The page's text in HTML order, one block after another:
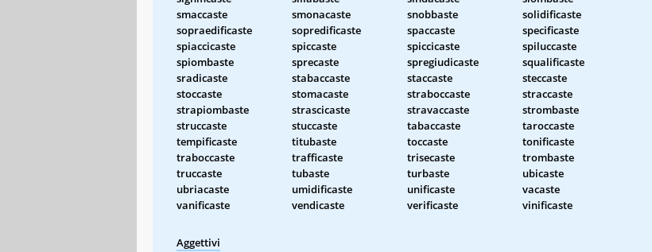
smaccaste
smonacaste snobbaste
solidificaste
sopraedificaste
sopredificaste spaccaste
specificaste
spiaccicaste
spiccaste spiccicaste
spiluccaste
spiombaste
sprecaste spregiudicaste
squalificaste
sradicaste
stabaccaste staccaste
steccaste
stoccaste
stomacaste straboccaste
straccaste
strapiombaste
strascicaste stravaccaste
strombaste
struccaste
stuccaste tabaccaste
taroccaste
tempificaste
titubaste toccaste
tonificaste
traboccaste
trafficaste trisecaste
trombaste
truccaste
tubaste turbaste
ubicaste
ubriacaste
umidificaste unificaste
vacaste
vanificaste
vendicaste verificaste vinificaste
Aggettivi